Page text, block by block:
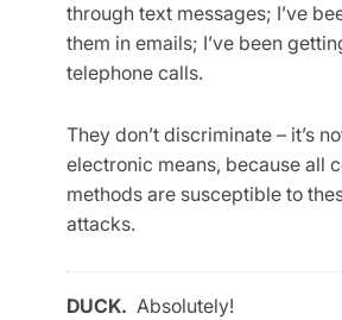
through text messages; I’ve
them in emails; I’ve been
telephone calls.
They don’t discriminate – it’s
electronic means, because all
methods are susceptible to
attacks.
DUCK. Absolutely!